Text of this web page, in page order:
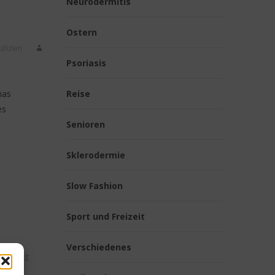
Galizien
Ostern
Psoriasis
Reise
Senioren
Sklerodermie
Slow Fashion
Sport und Freizeit
Verschiedenes